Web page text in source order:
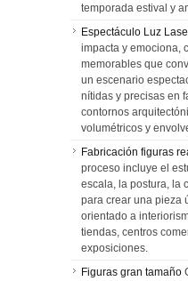
temporada estival y
Espectáculo Luz
impacta y emociona,
memorables que
un escenario
nítidas y precisas en
contornos
volumétricos y
Fabricación figuras
proceso incluye el
escala, la postura, la
para crear una pieza
orientado a
tiendas, centros
exposiciones.
Figuras gran tamaño